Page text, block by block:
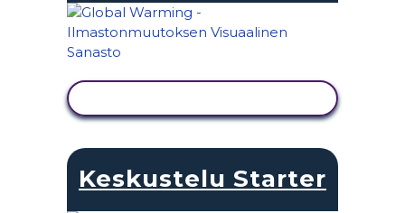
Keskustelu Starter